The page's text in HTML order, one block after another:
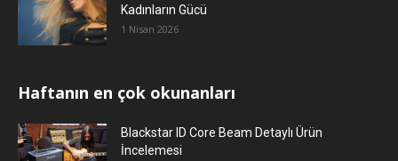
Kadınların Gücü
1 Nisan 2026
Haftanın en çok okunanları
Blackstar ID Core Beam Detaylı Ürün
İncelemesi